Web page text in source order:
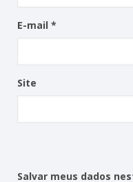
E-mail *
Site
Salvar meus dados